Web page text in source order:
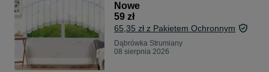
Nowe
59 zł
65,35 zł z Pakietem Ochronnym
Dąbrówka Strumiany
08 sierpnia 2026